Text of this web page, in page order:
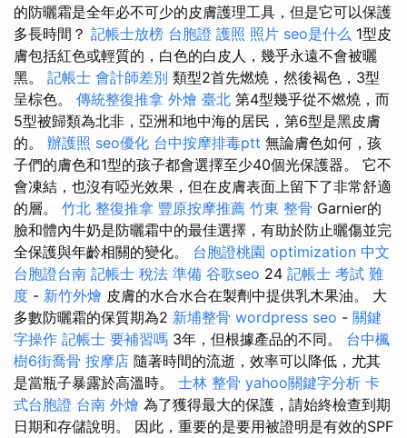
的防曬霜是全年必不可少的皮膚護理工具，但是它可以保護
多長時間？ 記帳士放榜 台胞證 護照 照片 seo是什么 1型皮
膚包括紅色或輕質的，白色的白皮人，幾乎永遠不會被曬
黑。 記帳士 會計師差別 類型2首先燃燒，然後褐色，3型
呈棕色。 傳統整復推拿 外燴 臺北 第4型幾乎從不燃燒，而
5型被歸類為北非，亞洲和地中海的居民，第6型是黑皮膚
的。 辦護照 seo優化 台中按摩排毒ptt 無論膚色如何，孩
子們的膚色和1型的孩子都會選擇至少40個光保護器。 它不
會凍結，也沒有啞光效果，但在皮膚表面上留下了非常舒適
的層。 竹北 整復推拿 豐原按摩推薦 竹東 整骨 Garnier的
臉和體內牛奶是防曬霜中的最佳選擇，有助於防止曬傷並完
全保護與年齡相關的變化。 台胞證桃園 optimization 中文
台胞證台南 記帳士 稅法 準備 谷歌seo 24 記帳士 考試 難
度 - 新竹外燴 皮膚的水合水合在製劑中提供乳木果油。 大
多數防曬霜的保質期為2 新埔整骨 wordpress seo - 關鍵
字操作 記帳士 要補習嗎 3年，但根據產品的不同。 台中楓
樹6街喬骨 按摩店 隨著時間的流逝，效率可以降低，尤其
是當瓶子暴露於高溫時。 士林 整骨 yahoo關鍵字分析 卡
式台胞證 台南 外燴 為了獲得最大的保護，請始終檢查到期
日期和存儲說明。 因此，重要的是要用被證明是有效的SPF